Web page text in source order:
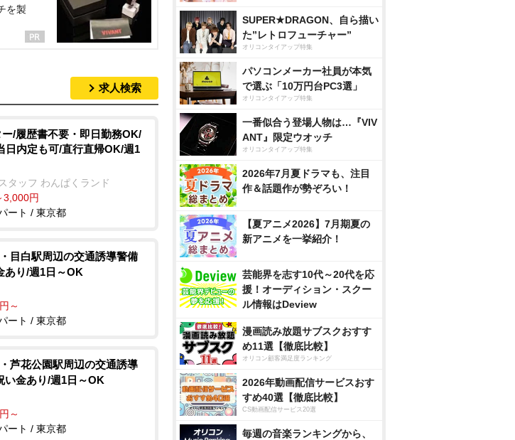
を製
求人検索
/履歴書不要・即日勤務OK/
日内定も可/直行直帰OK/週1
タッフ わんぱくランド
3,000円
ート / 東京都
目白駅周辺の交通誘導警備
あり/週1日～OK
～
ート / 東京都
芦花公園駅周辺の交通誘導
い金あり/週1日～OK
～
ート / 東京都
SUPER★DRAGON、自ら描い
た”レトロフューチャー”
オリコンタイアップ特集
パソコンメーカー社員が本気
で選ぶ「10万円台PC3選」
オリコンタイアップ特集
一番似合う登場人物は…『VIV
ANT』限定ウオッチ
オリコンタイアップ特集
2026年7月夏ドラマも、注目
作＆話題作が勢ぞろい！
【夏アニメ2026】7月期夏の
新アニメを一挙紹介！
芸能界を志す10代～20代を応
援！オーディション・スクー
ル情報はDeview
漫画読み放題サブスクおすす
め11選【徹底比較】
オリコン顧客満足度ランキング
2026年動画配信サービスおす
すめ40選【徹底比較】
CS動画配信サービス20選
毎週の音楽ランキングから、